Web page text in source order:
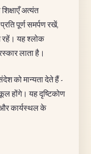
अत्यंत
पूर्ण समर्पण रखें,
रहें। यह श्लोक
लाता है।
को मान्यता देते हैं -
होंगे। यह दृष्टिकोण
और कार्यस्थल के